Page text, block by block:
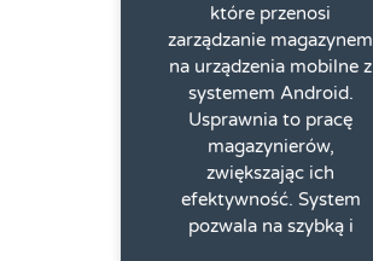
które przenosi
zarządzanie magazynem
na urządzenia mobilne z
systemem Android.
Usprawnia to pracę
magazynierów,
zwiększając ich
efektywność. System
pozwala na szybką i